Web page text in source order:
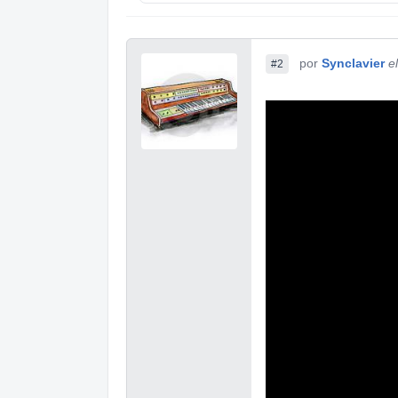
#2 por Synclavier